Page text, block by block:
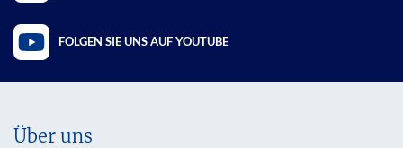
FOLGEN SIE UNS AUF YOUTUBE
Über uns